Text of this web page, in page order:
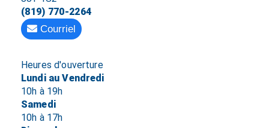
(819) 770-2264
Courriel
Heures d'ouverture
Lundi au Vendredi
10h à 19h
Samedi
10h à 17h